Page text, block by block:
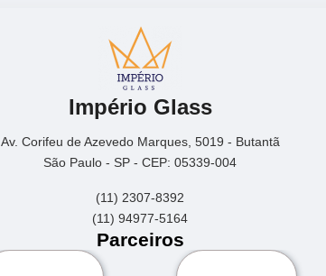
Império Glass
Av. Corifeu de Azevedo Marques, 5019 - Butantã
São Paulo - SP - CEP: 05339-004
(11) 2307-8392
(11) 94977-5164
Parceiros